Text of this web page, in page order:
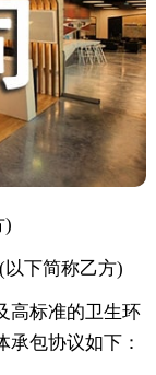
)
下简称乙方)
标准的卫生环
包协议如下：